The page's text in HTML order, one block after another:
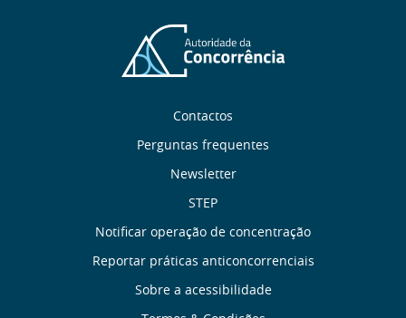
Contactos
Perguntas frequentes
Newsletter
STEP
Notificar operação de concentração
Reportar práticas anticoncorrenciais
Sobre a acessibilidade